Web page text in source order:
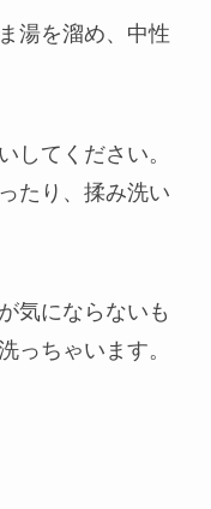
湯を溜め、中性
してください。
たり、揉み洗い
気にならないも
っちゃいます。